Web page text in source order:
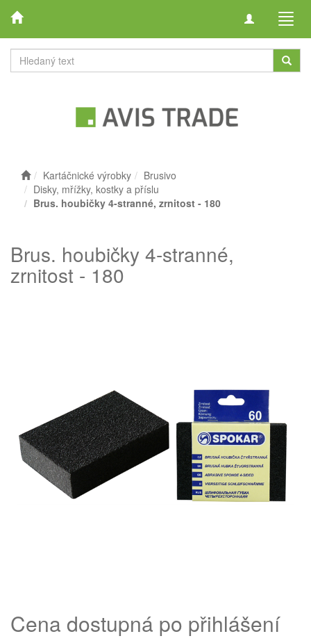
Toggle
Kartáčnické výrobky
Brusivo
Disky, mřížky, kostky a příslu
Brus. houbičky 4-stranné, zrnitost - 180
Brus. houbičky 4-stranné,
zrnitost - 180
Cena dostupná po přihlášení